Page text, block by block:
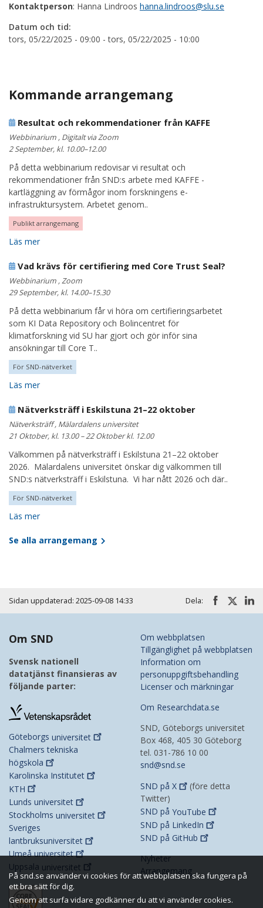
Kontaktperson: Hanna Lindroos hanna.lindroos@slu.se
Datum och tid:
tors, 05/22/2025 - 09:00 -tors, 05/22/2025 - 10:00
Kommande arrangemang
Resultat och rekommendationer från KAFFE
Webbinarium , Digitalt via Zoom
2 September, kl. 10.00–12.00
På detta webbinarium redovisar vi resultat och
rekommendationer från SND:s arbete med KAFFE -
kartläggning av förmågor inom forskningens e-
infrastruktursystem. Arbetet genom..
Publikt arrangemang
Läs mer
Vad krävs för certifiering med Core Trust Seal?
Webbinarium , Zoom
29 September, kl. 14.00–15.30
På detta webbinarium får vi höra om certifieringsarbetet
som KI Data Repository och Bolincentret för
klimatforskning vid SU har gjort och gör inför sina
ansökningar till Core T..
För SND-nätverket
Läs mer
Nätverksträff i Eskilstuna 21–22 oktober
Nätverksträff , Mälardalens universitet
21 Oktober, kl. 13.00 – 22 Oktober kl. 12.00
Välkommen på nätverksträff i Eskilstuna 21–22 oktober
2026. Mälardalens universitet önskar dig välkommen till
SND:s nätverksträff i Eskilstuna. Vi har nått 2026 och där..
För SND-nätverket
Läs mer
Se alla arrangemang
Sidan uppdaterad: 2025-09-08 14:33 Dela:
Om SND
Svensk nationell
datatjänst finansieras av
följande parter:
Göteborgs universitet
Chalmers tekniska
högskola
Karolinska Institutet
KTH
Lunds universitet
Stockholms universitet
Sveriges
lantbruksuniversitet
Umeåuniversitet
Uppsala universitet
Om webbplatsen
Tillgänglighet på webbplatsen
Information om
personuppgiftsbehandling
Licenser och märkningar
Om Researchdata.se
SND, Göteborgs universitet
Box 468, 405 30 Göteborg
tel. 031-786 10 00
snd@snd.se
SND på X
(före detta
Twitter)
SND på YouTube
SND på LinkedIn
SND på GitHub
Nyheter
Arrangemang
På snd.se använder vi cookies för att webbplatsen ska fungera på
ett bra sätt för dig.
Genom att surfa vidare godkänner du att vi använder cookies.